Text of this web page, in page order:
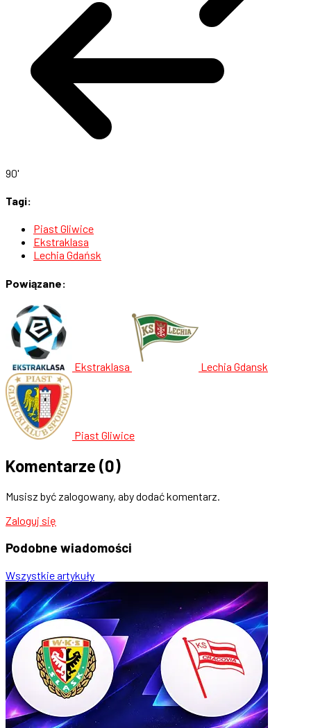
90'
Tagi:
Piast Gliwice
Ekstraklasa
Lechia Gdańsk
Powiązane:
Ekstraklasa Lechia Gdansk
Piast Gliwice
Komentarze (0)
Musisz być zalogowany, aby dodać komentarz.
Zaloguj się
Podobne wiadomości
Wszystkie artykuły